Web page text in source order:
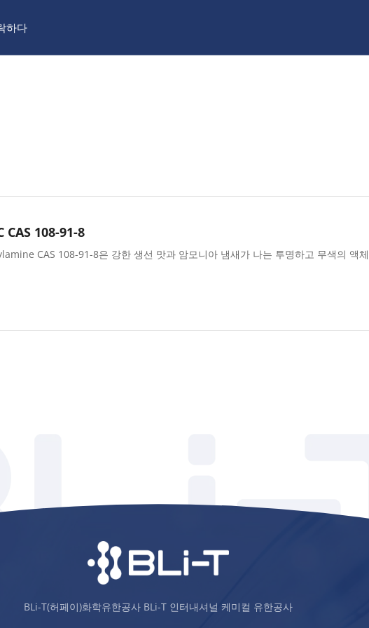
하다
CAS 108-91-8
CAS 108-91-8은 강한 생선 맛과 암모니아 냄새가 나는 투명하고 무색의 액
BLi-T(허페이)화학유한공사 BLi-T 인터내셔널 케미컬 유한공사